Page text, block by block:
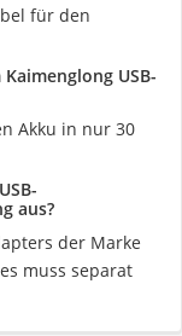
für den
USB-
Akku in nur 30
aus?
der Marke
muss separat